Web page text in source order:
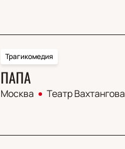
Трагикомедия
ПАПА
Москва Театр Вахтангова